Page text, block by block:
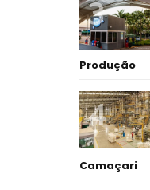
Produção
Camaçari